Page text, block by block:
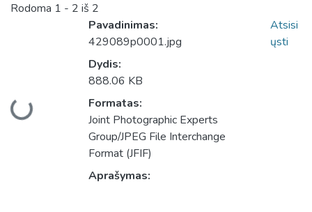
Rodoma 1 - 2 iš 2
Įkeliama...
Pavadinimas:
429089p0001.jpg
Dydis:
888.06 KB
Formatas:
Joint Photographic Experts
Group/JPEG File Interchange
Format (JFIF)
Aprašymas:
Atsisi
ųsti